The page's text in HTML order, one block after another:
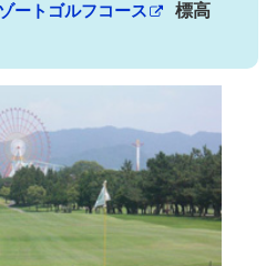
ートゴルフコース
標高